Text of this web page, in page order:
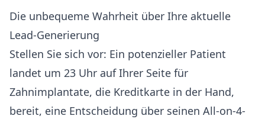
Die unbequeme Wahrheit über Ihre aktuelle
Lead-Generierung
Stellen Sie sich vor: Ein potenzieller Patient
landet um 23 Uhr auf Ihrer Seite für
Zahnimplantate, die Kreditkarte in der Hand,
bereit, eine Entscheidung über seinen All-on-4-